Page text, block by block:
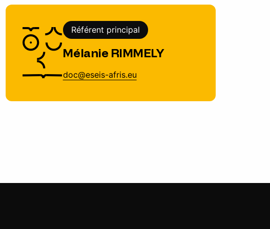
Référent principal
Mélanie RIMMELY
doc@eseis-afris.eu